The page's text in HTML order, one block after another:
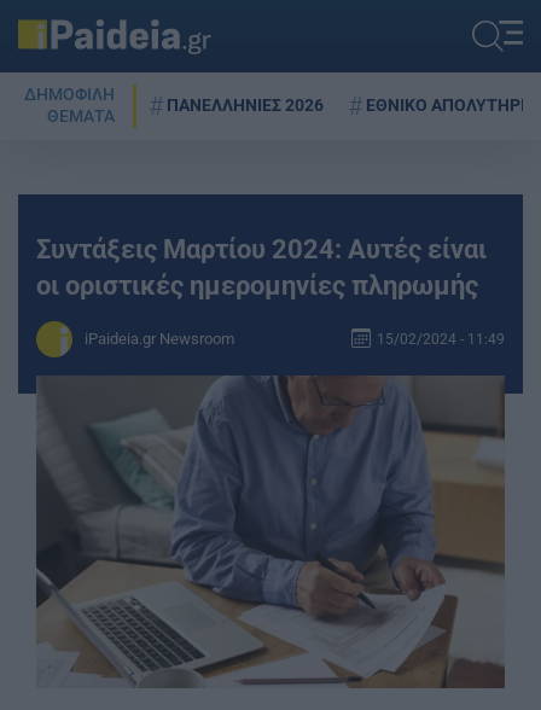
ΔΗΜΟΦΙΛΗ
ΘΕΜΑΤΑ
ΠΑΝΕΛΛΗΝΙΕΣ 2026 ΕΘΝΙΚΟ ΑΠΟΛΥΤΗΡΙΟ
Συντάξεις Μαρτίου 2024: Αυτές είναι
οι οριστικές ημερομηνίες πληρωμής
iPaideia.gr Newsroom 15/02/2024 - 11:49